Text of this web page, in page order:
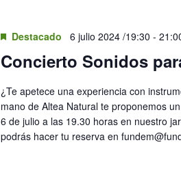
Concierto Sonidos
Destacado 6 julio 2024 /19:30 -
¿Te apetece una experiencia con
mano de Altea Natural te proponemos
6 de julio a las 19.30 horas en nuestro
podrás hacer tu reserva en